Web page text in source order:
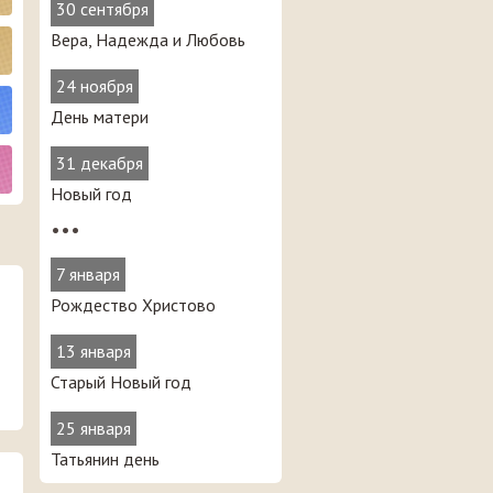
30 сентября
Вера, Надежда и Любовь
24 ноября
День матери
31 декабря
Новый год
•••
7 января
Рождество Христово
13 января
Старый Новый год
25 января
Татьянин день